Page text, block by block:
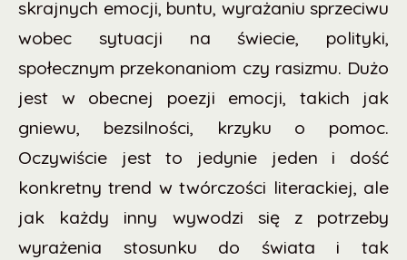
skrajnych emocji, buntu, wyrażaniu sprzeciwu
wobec sytuacji na świecie, polityki,
społecznym przekonaniom czy rasizmu. Dużo
jest w obecnej poezji emocji, takich jak
gniewu, bezsilności, krzyku o pomoc.
Oczywiście jest to jedynie jeden i dość
konkretny trend w twórczości literackiej, ale
jak każdy inny wywodzi się z potrzeby
wyrażenia stosunku do świata i tak